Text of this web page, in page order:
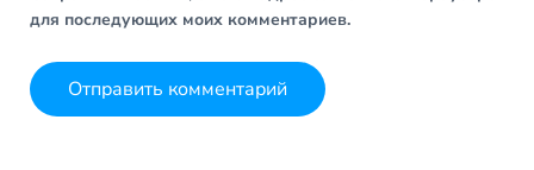
для последующих моих комментариев.